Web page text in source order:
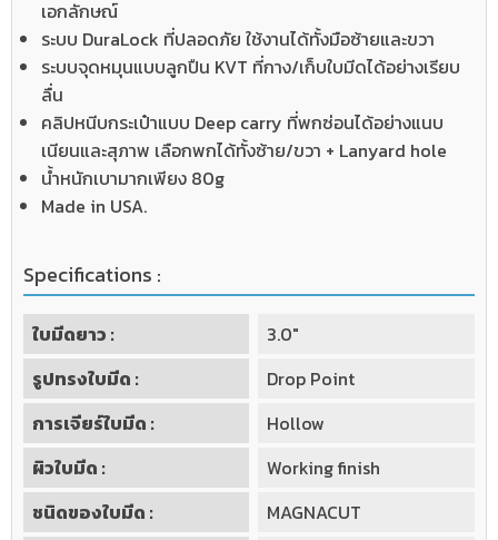
เอกลักษณ์
ระบบ DuraLock ที่ปลอดภัย ใช้งานได้ทั้งมือซ้ายและขวา
ระบบจุดหมุนแบบลูกปืน KVT ที่กาง/เก็บใบมีดได้อย่างเรียบ
ลื่น
คลิปหนีบกระเป๋าแบบ Deep carry ที่พกซ่อนได้อย่างแนบ
เนียนและสุภาพ เลือกพกได้ทั้งซ้าย/ขวา + Lanyard hole
น้ำหนักเบามากเพียง 80g
Made in USA.
Specifications :
ใบมีดยาว :
3.0"
รูปทรงใบมีด :
Drop Point
การเจียร์ใบมีด :
Hollow
ผิวใบมีด :
Working finish
ชนิดของใบมีด :
MAGNACUT